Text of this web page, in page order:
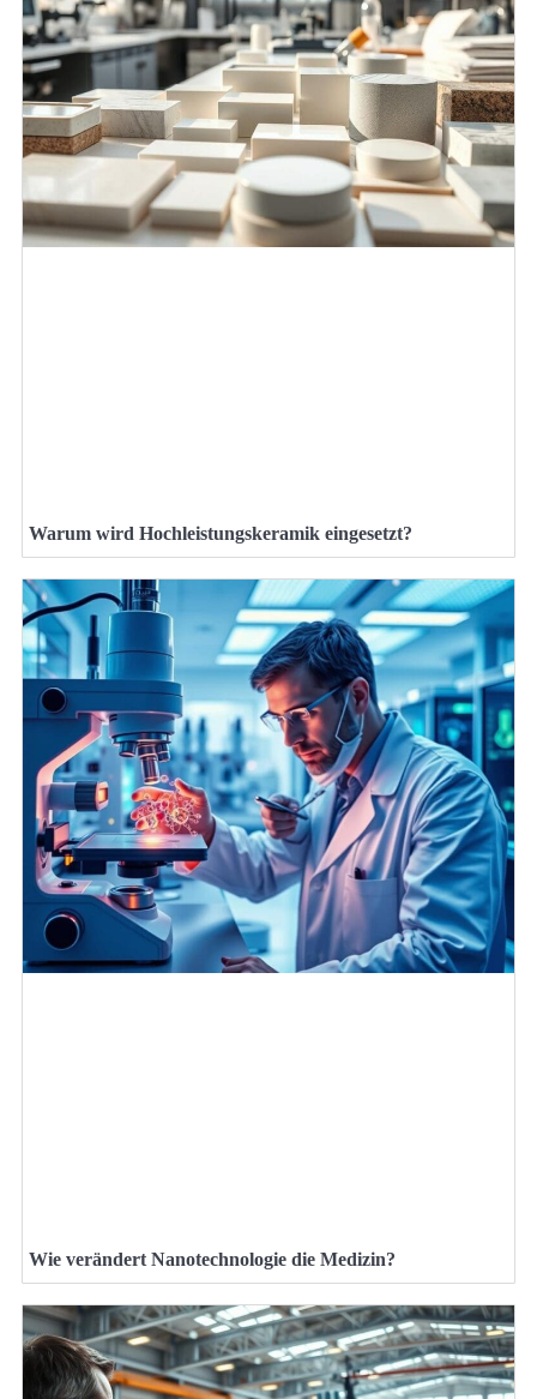
Warum wird Hochleistungskeramik eingesetzt?
Wie verändert Nanotechnologie die Medizin?